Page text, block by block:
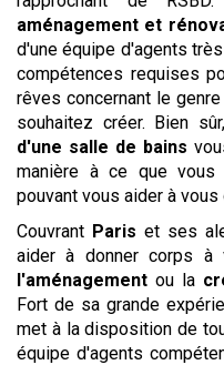
aménagement et
d'une équipe d'agents
compétences requises
rêves concernant le
souhaitez créer. Bien
d'une salle de bains
manière à ce que vous
pouvant vous aider à vous
Couvrant Paris et ses
aider à donner corps à
l'aménagement ou la
Fort de sa grande
met à la disposition de
équipe d'agents